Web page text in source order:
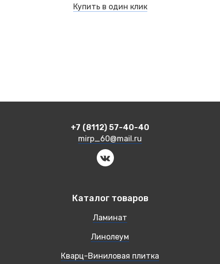
Купить в один клик
+7 (8112) 57-40-40
mirp_60@mail.ru
Каталог товаров
Ламинат
Линолеум
Кварц-Виниловая плитка